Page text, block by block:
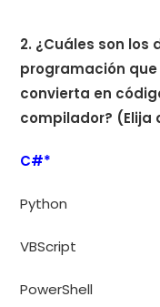
2. ¿Cuáles son los
programación
convierta en
compilador? (Elija
C#*
Python
VBScript
PowerShell